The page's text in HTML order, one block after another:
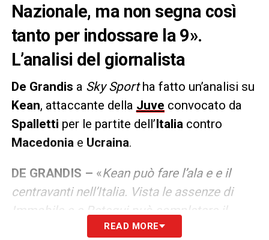
Nazionale, ma non segna così
tanto per indossare la 9».
L’analisi del giornalista
De Grandis a Sky Sportha fatto un’analisi su
Kean, attaccante della Juve convocato da
Spalletti per le partite dell’Italia contro
Macedonia e Ucraina.
DE GRANDIS – «Kean può fare l’ala e e il
centravanti nell’Italia. Vista le assenze di
Immobile e e Retegui può completare il
reparto. Lui serve alla Nazionale in questo
READ MORE